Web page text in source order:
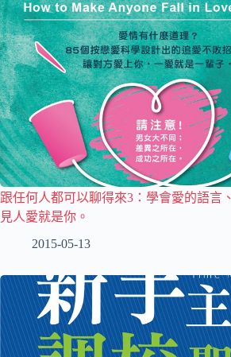
跟任何人都可以聊得來3：學會愛的語言
見人愛就是你。
2015-05-13